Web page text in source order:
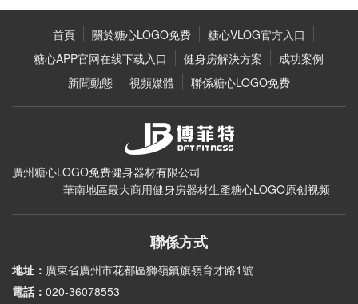
首頁 關於糖心LOGO免费
糖心VLOG官方入口
糖心APP官网在线下载入口
健身房解決方案
成功案例
新聞動態
視頻媒體 聯係糖心LOGO免费
廣州糖心LOGO免费健身器材有限公司
—— 華南地區最大商用健身房器材生產糖心LOGO原创视频
聯係方式
地址： 廣東省廣州市花都區獅嶺鎮旗嶺育才路1號
電話： 020-36078553